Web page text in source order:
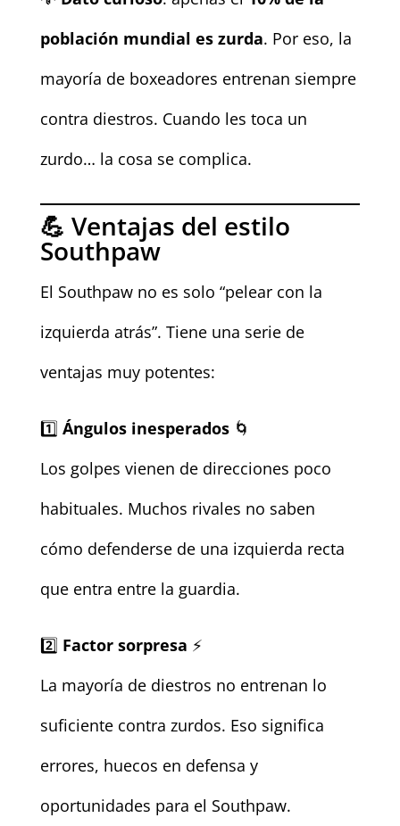
población mundial es zurda. Por eso, la
mayoría de boxeadores entrenan siempre
contra diestros. Cuando les toca un
zurdo… la cosa se complica.
💪 Ventajas del estilo
Southpaw
El Southpaw no es solo “pelear con la
izquierda atrás”. Tiene una serie de
ventajas muy potentes:
1️⃣ Ángulos inesperados🌀
Los golpes vienen de direcciones poco
habituales. Muchos rivales no saben
cómo defenderse de una izquierda recta
que entra entre la guardia.
2️⃣ Factor sorpresa ⚡
La mayoría de diestros no entrenan lo
suficiente contra zurdos. Eso significa
errores, huecos en defensa y
oportunidades para el Southpaw.